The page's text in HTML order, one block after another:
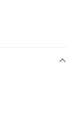
至「AFTEE先享後付」
，可透過四大超商／
，需透過AFTEE先享